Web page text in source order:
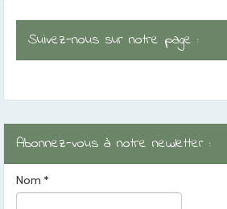
Suivez-nous sur notre page :
Abonnez-vous à notre newletter :
Nom *